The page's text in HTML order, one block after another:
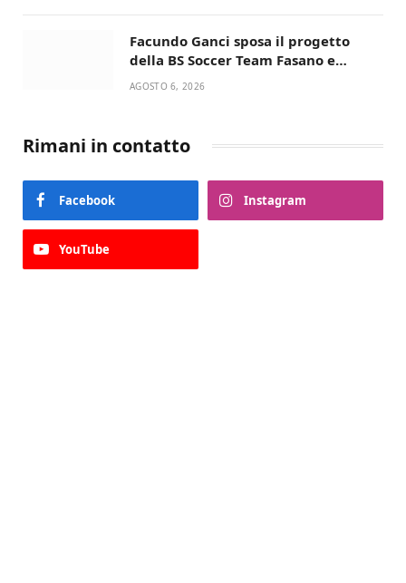
Facundo Ganci sposa il progetto
della BS Soccer Team Fasano e
ritorna in campo
AGOSTO 6, 2026
Rimani in contatto
Facebook Instagram
YouTube